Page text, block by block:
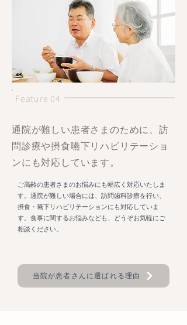
通院が難しい患者さまのために、訪
問診療や摂食嚥下リハビリテーショ
ンにも対応しています。
Feature 04
ご高齢の患者さまのお悩みにも幅広く対応いたしま
す。通院が難しい場合には、訪問歯科診療を行い、
摂食・嚥下リハビリテーションにも対応していま
す。食事に関するお悩みなども、どうぞお気軽にご
相談ください。
当院が患者さんに選ばれる理由